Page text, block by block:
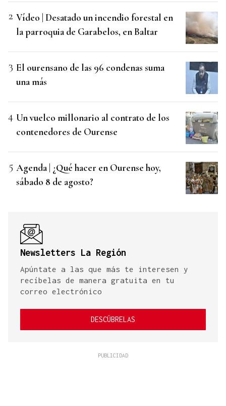
Vídeo | Desatado un incendio forestal en
la parroquia de Garabelos, en Baltar
El ourensano de las 96 condenas suma
una más
Un vuelco millonario al contrato de los
contenedores de Ourense
Agenda | ¿Qué hacer en Ourense hoy,
sábado 8 de agosto?
Newsletters La Región
Apúntate a las que más te interesen y
recíbelas de manera gratuita en tu
correo electrónico
DESCÚBRELAS